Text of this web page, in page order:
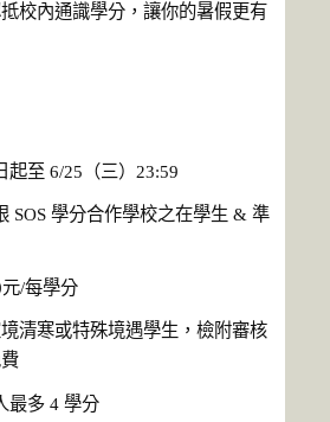
校內通識學分，讓你的暑假更有
起至 6/25（三）23:59
SOS 學分合作學校之在學生 & 準
/每學分
清寒或特殊境遇學生，檢附審核
最多 4 學分